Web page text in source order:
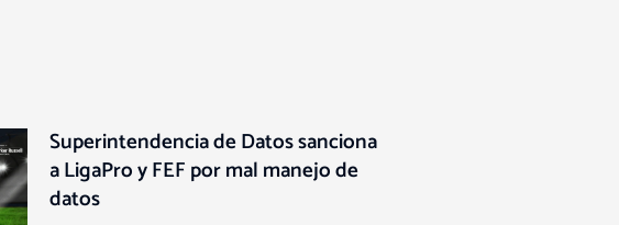
Superintendencia de Datos sanciona
a LigaPro y FEF por mal manejo de
datos